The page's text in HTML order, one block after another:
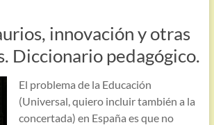
innovación y otras
Diccionario pedagógico.
El problema de la Educación
(Universal, quiero incluir también a la
concertada) en España es que no